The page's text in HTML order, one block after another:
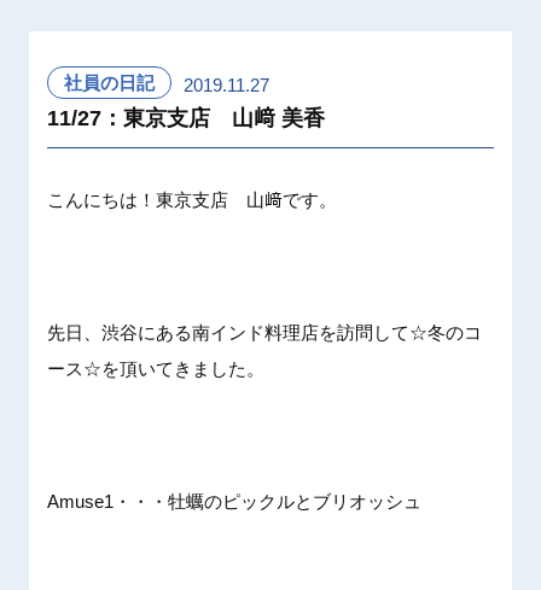
社員の日記 2019.11.27
11/27：東京支店 山﨑 美香
こんにちは！東京支店 山﨑です。
先日、渋谷にある南インド料理店を訪問して☆冬のコ
ース☆を頂いてきました。
Amuse1・・・牡蠣のピックルとブリオッシュ